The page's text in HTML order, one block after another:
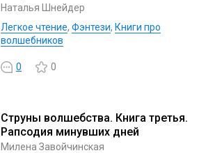
Наталья Шнейдер
Легкое чтение, Фэнтези, Книги про
волшебников
0 0
Струны волшебства. Книга третья.
Рапсодия минувших дней
Милена Завойчинская